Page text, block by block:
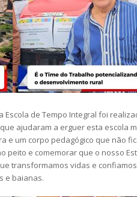
Escola de Tempo Integral foi
ajudaram a erguer esta escola
e um corpo pedagógico que não
peito e comemorar que o nosso
transformamos vidas e
e baianas.